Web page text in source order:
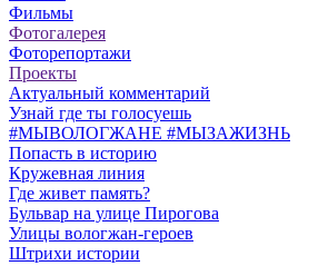
Фильмы
Фотогалерея
Фоторепортажи
Проекты
Актуальный комментарий
Узнай где ты голосуешь
#МЫВОЛОГЖАНЕ #МЫЗАЖИЗНЬ
Попасть в историю
Кружевная линия
Где живет память?
Бульвар на улице Пирогова
Улицы вологжан-героев
Штрихи истории